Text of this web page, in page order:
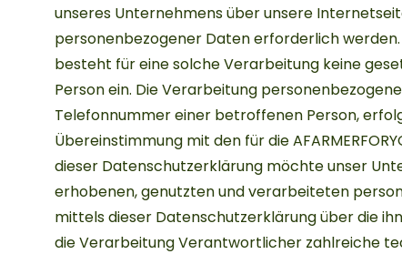
unseres Unternehmens über unsere
personenbezogener Daten erforderlich
besteht für eine solche Verarbeitung keine
Person ein. Die Verarbeitung
Telefonnummer einer betroffenen Person,
Übereinstimmung mit den für die
dieser Datenschutzerklärung möchte unser
erhobenen, genutzten und verarbeiteten
mittels dieser Datenschutzerklärung über die
die Verarbeitung Verantwortlicher zahlreiche